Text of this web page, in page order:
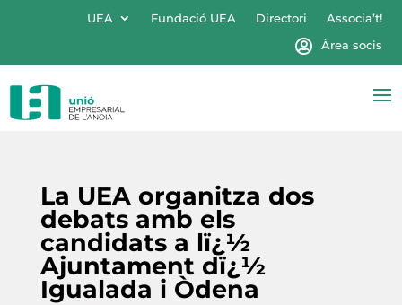
UEA Fundació UEA Directori
Associa’t!
Àrea socis
La UEA organitza dos
debats amb els
candidats a lï¿½
Ajuntament dï¿½
Igualada i Òdena